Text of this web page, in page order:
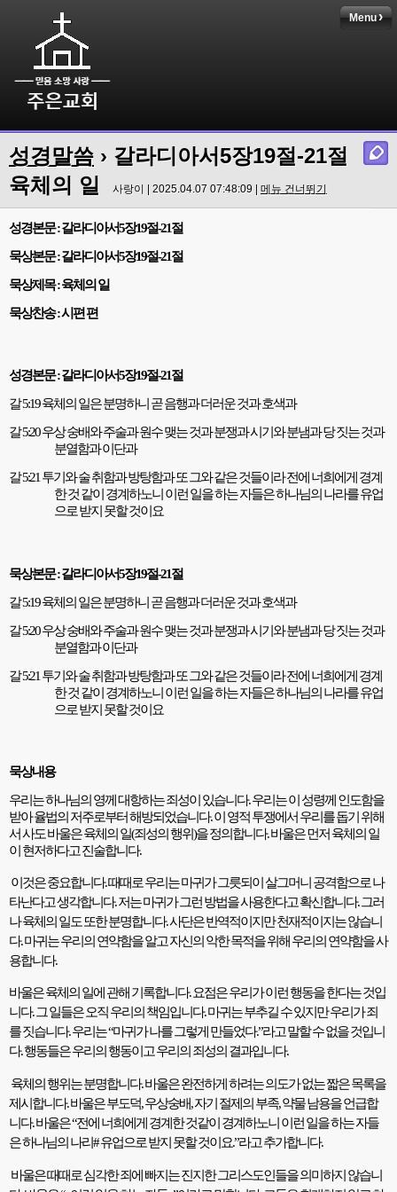
Menu
성경말씀 › 갈라디아서5장19절-21절
육체의 일
사랑이 | 2025.04.07 07:48:09 | 메뉴 건너뛰기
성경본문:갈라디아서5장19절-21절
묵상본문:갈라디아서5장19절-21절
묵상제목:육체의 일
묵상찬송:시편 편
성경본문:갈라디아서5장19절-21절
갈5:19육체의 일은 분명하니 곧 음행과 더러운 것과 호색과
갈5:20우상 숭배와 주술과 원수 맺는 것과 분쟁과 시기와 분냄과 당 짓는 것과
분열함과 이단과
갈5:21투기와 술 취함과 방탕함과 또 그와 같은 것들이라 전에 너희에게 경계
한 것 같이 경계하노니 이런 일을 하는 자들은 하나님의 나라를 유업
으로 받지 못할 것이요
묵상본문:갈라디아서5장19절-21절
갈5:19육체의 일은 분명하니 곧 음행과 더러운 것과 호색과
갈5:20우상 숭배와 주술과 원수 맺는 것과 분쟁과 시기와 분냄과 당 짓는 것과
분열함과 이단과
갈5:21 투기와 술 취함과 방탕함과 또 그와 같은 것들이라 전에 너희에게 경계
한 것 같이 경계하노니 이런 일을 하는 자들은 하나님의 나라를 유업
으로 받지 못할 것이요
묵상내용
우리는 하나님의 영께 대항하는 죄성이 있습니다.우리는 이 성령께 인도함을
받아 율법의 저주로부터 해방되었습니다.이 영적 투쟁에서 우리를 돕기 위해
서 사도 바울은 육체의 일(죄성의 행위)을 정의합니다.바울은 먼저 육체의 일
이 현저하다고 진술합니다.
이것은 중요합니다.때때로 우리는 마귀가 그릇되이 살그머니 공격함으로 나
타난다고 생각합니다.저는 마귀가 그런 방법을 사용한다고 확신합니다.그러
나 육체의 일도 또한 분명합니다.사단은 반역적이지만 천재적이지는 않습니
다.마귀는 우리의 연약함을 알고 자신의 악한 목적을 위해 우리의 연약함을 사
용합니다.
바울은 육체의 일에 관해 기록합니다.요점은 우리가 이런 행동을 한다는 것입
니다.그 일들은 오직 우리의 책임입니다.마귀는 부추길 수 있지만 우리가 죄
를 짓습니다.우리는“마귀가 나를 그렇게 만들었다.”라고 말할 수 없을 것입니
다.행동들은 우리의 행동이고 우리의 죄성의 결과입니다.
육체의 행위는 분명합니다.바울은 완전하게 하려는 의도가 없는 짧은 목록을
제시합니다.바울은 부도덕,우상숭배,자기 절제의 부족,약물 남용을 언급합
니다.바울은“전에 너희에게 경계한 것같이 경계하노니 이런 일을 하는 자들
은 하나님의 나리#유업으로 받지 못할 것이요.”라고 추가합니다.
바울은 때때로 심각한 죄에 빠지는 진지한 그리스도인들을 의미하지 않습니